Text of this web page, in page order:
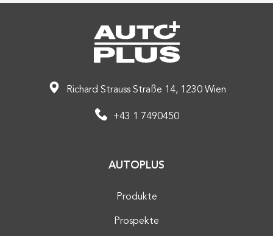
Richard Strauss Straße 14, 1230 Wien
+43 1 7490450
AUTOPLUS
Produkte
Prospekte